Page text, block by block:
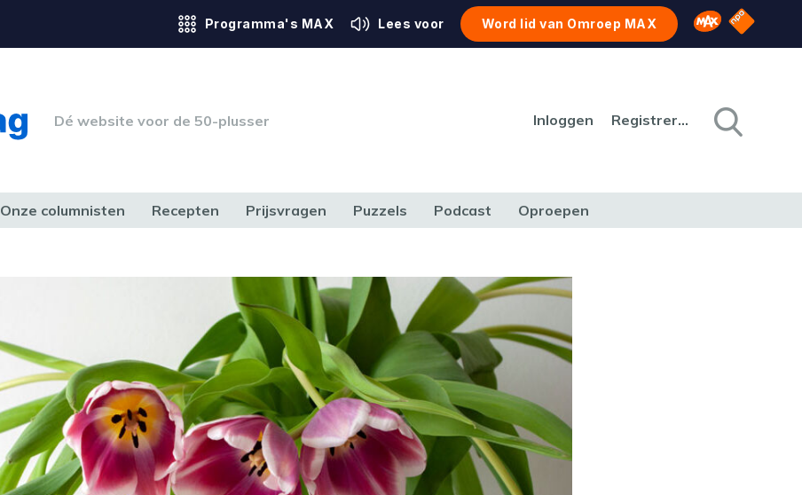
Programma's MAX Lees voor Word lid van Omroep MAX Omroep MAX
NPO
Dé website voor de 50-plusser Inloggen Registreren
Onze columnisten Recepten Prijsvragen Puzzels Podcast Oproepen